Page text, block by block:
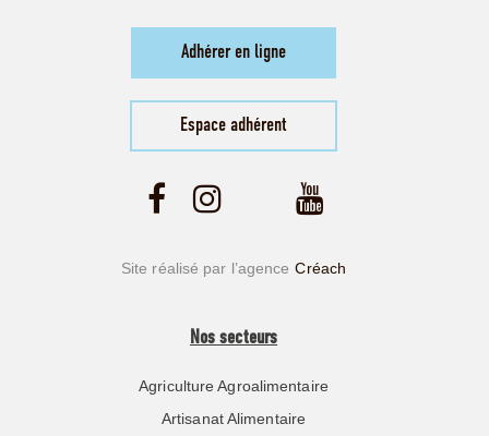
Adhérer en ligne
Espace adhérent
Site réalisé par l’agence Créach
Nos secteurs
Agriculture Agroalimentaire
Artisanat Alimentaire